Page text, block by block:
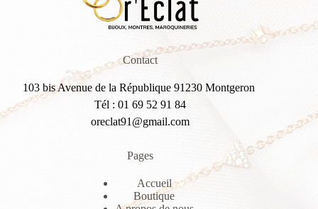
Contact
103 bis Avenue de la République 91230 Montgeron
Tél : 01 69 52 91 84
oreclat91@gmail.com
Pages
Accueil
Boutique